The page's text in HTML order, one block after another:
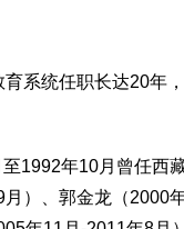
统任职长达20年
年10月曾任西
）、郭金龙（2000